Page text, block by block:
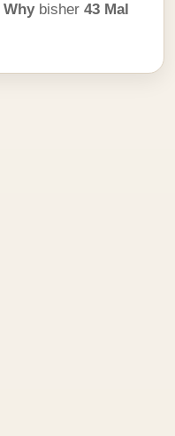
Whybisher 43 Mal